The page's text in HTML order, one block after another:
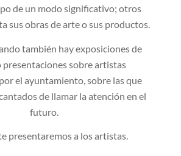
de un modo significativo; otros
sus obras de arte o sus productos.
también hay exposiciones de
presentaciones sobre artistas
el ayuntamiento, sobre las que
de llamar la atención en el
futuro.
presentaremos a los artistas.